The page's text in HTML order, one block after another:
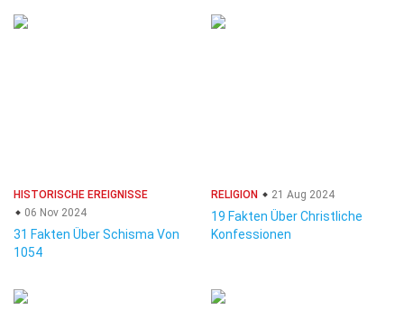
HISTORISCHE EREIGNISSE
06 Nov 2024
31 Fakten Über Schisma Von
1054
RELIGION 21 Aug 2024
19 Fakten Über Christliche
Konfessionen